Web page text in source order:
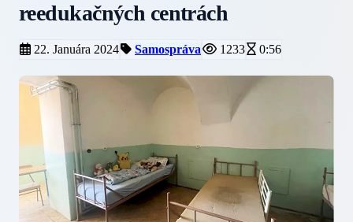
reedukačných centrách
22. Januára 2024 Samospráva 1233 0:56